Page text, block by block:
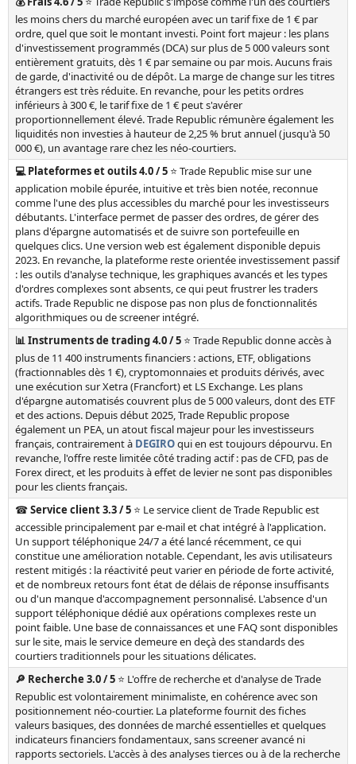
les moins chers du marché européen avec un tarif fixe de 1 € par
ordre, quel que soit le montant investi. Point fort majeur : les plans
d'investissement programmés (DCA) sur plus de 5 000 valeurs sont
entièrement gratuits, dès 1 € par semaine ou par mois. Aucuns frais
de garde, d'inactivité ou de dépôt. La marge de change sur les titres
étrangers est très réduite. En revanche, pour les petits ordres
inférieurs à 300 €, le tarif fixe de 1 € peut s'avérer
proportionnellement élevé. Trade Republic rémunère également les
liquidités non investies à hauteur de 2,25 % brut annuel (jusqu'à 50
000 €), un avantage rare chez les néo-courtiers.
💻 Plateformes et outils 4.0 / 5 ⭐ Trade Republic mise sur une
application mobile épurée, intuitive et très bien notée, reconnue
comme l'une des plus accessibles du marché pour les investisseurs
débutants. L'interface permet de passer des ordres, de gérer des
plans d'épargne automatisés et de suivre son portefeuille en
quelques clics. Une version web est également disponible depuis
2023. En revanche, la plateforme reste orientée investissement passif
: les outils d'analyse technique, les graphiques avancés et les types
d'ordres complexes sont absents, ce qui peut frustrer les traders
actifs. Trade Republic ne dispose pas non plus de fonctionnalités
algorithmiques ou de screener intégré.
📊 Instruments de trading 4.0 / 5 ⭐ Trade Republic donne accès à
plus de 11 400 instruments financiers : actions, ETF, obligations
(fractionnables dès 1 €), cryptomonnaies et produits dérivés, avec
une exécution sur Xetra (Francfort) et LS Exchange. Les plans
d'épargne automatisés couvrent plus de 5 000 valeurs, dont des ETF
et des actions. Depuis début 2025, Trade Republic propose
également un PEA, un atout fiscal majeur pour les investisseurs
français, contrairement à DEGIROqui en est toujours dépourvu. En
revanche, l'offre reste limitée côté trading actif : pas de CFD, pas de
Forex direct, et les produits à effet de levier ne sont pas disponibles
pour les clients français.
☎️ Service client 3.3 / 5 ⭐ Le service client de Trade Republic est
accessible principalement par e-mail et chat intégré à l'application.
Un support téléphonique 24/7 a été lancé récemment, ce qui
constitue une amélioration notable. Cependant, les avis utilisateurs
restent mitigés : la réactivité peut varier en période de forte activité,
et de nombreux retours font état de délais de réponse insuffisants
ou d'un manque d'accompagnement personnalisé. L'absence d'un
support téléphonique dédié aux opérations complexes reste un
point faible. Une base de connaissances et une FAQ sont disponibles
sur le site, mais le service demeure en deçà des standards des
courtiers traditionnels pour les situations délicates.
🔎 Recherche 3.0 / 5 ⭐ L'offre de recherche et d'analyse de Trade
Republic est volontairement minimaliste, en cohérence avec son
positionnement néo-courtier. La plateforme fournit des fiches
valeurs basiques, des données de marché essentielles et quelques
indicateurs financiers fondamentaux, sans screener avancé ni
rapports sectoriels. L'accès à des analyses tierces ou à de la recherche